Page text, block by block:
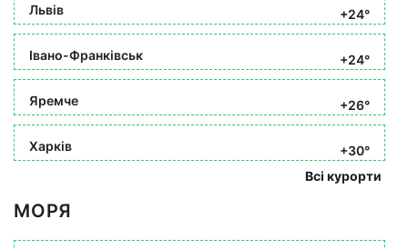
Львів +24°
Івано-Франківськ +24°
Яремче +26°
Харків
+30°
Всі курорти
МОРЯ